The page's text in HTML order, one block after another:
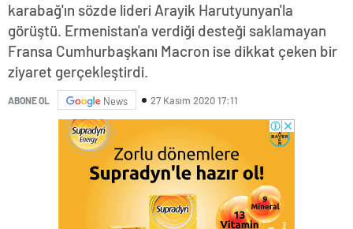
karabağ'ın sözde lideri Arayik Harutyunyan'la
görüştü. Ermenistan'a verdiği desteği saklamayan
Fransa Cumhurbaşkanı Macron ise dikkat çeken bir
ziyaret gerçekleştirdi.
ABONE OL News 27 Kasım 2020 17:11